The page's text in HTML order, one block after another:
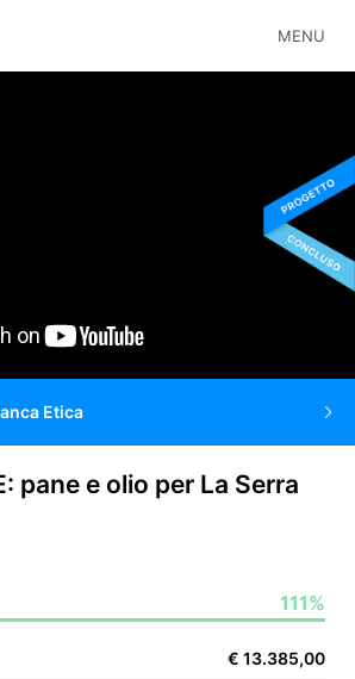
MENU
EN
FR
Etica
pane e olio per La Serra
111%
€ 13.385,00